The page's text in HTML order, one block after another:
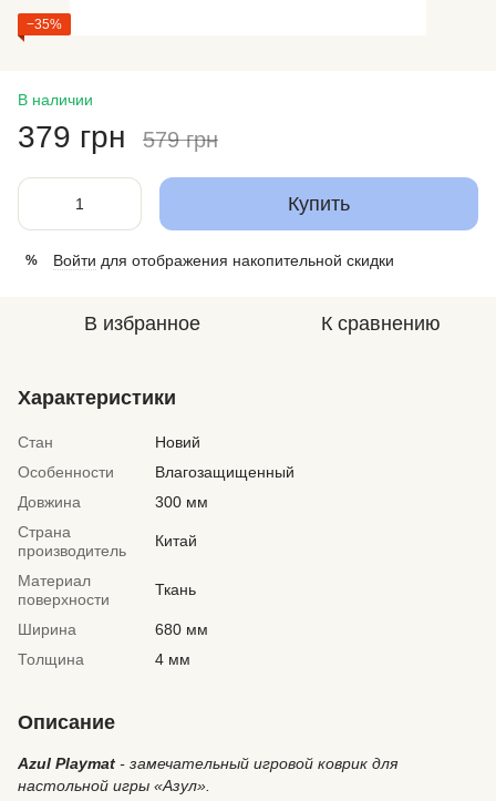
−35%
В наличии
379 грн 579 грн
Купить
% Войти для отображения накопительной скидки
В избранное К сравнению
Характеристики
Стан
Новий
Особенности
Влагозащищенный
Довжина
300 мм
Страна
производитель
Китай
Материал
поверхности
Ткань
Ширина
680 мм
Толщина
4 мм
Описание
Azul Playmat - замечательный игровой коврик для
настольной игры «Азул».